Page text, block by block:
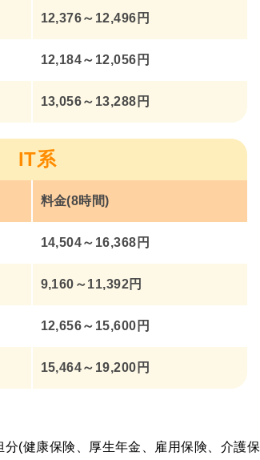
12,376～12,496円
12,184～12,056円
13,056～13,288円
IT系
料金(8時間)
14,504～16,368円
9,160～11,392円
12,656～15,600円
15,464～19,200円
分(健康保険、厚生年金、雇用保険、介護保